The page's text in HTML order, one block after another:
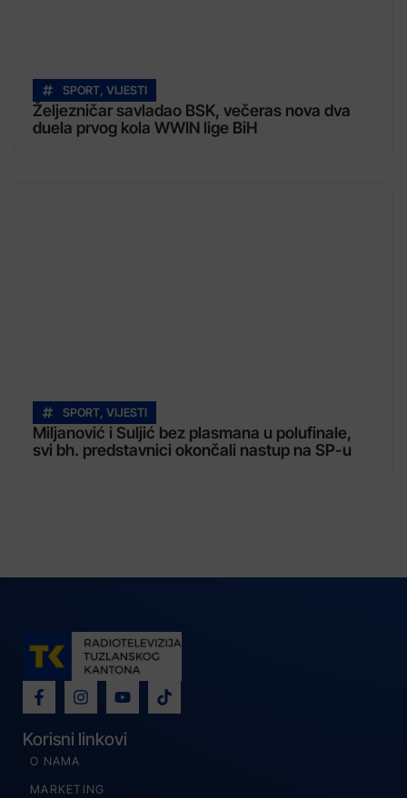
SPORT, VIJESTI
Željezničar savladao BSK, večeras nova dva
duela prvog kola WWIN lige BiH
SPORT, VIJESTI
Miljanović i Suljić bez plasmana u polufinale,
svi bh. predstavnici okončali nastup na SP-u
Korisni linkovi
O NAMA
MARKETING